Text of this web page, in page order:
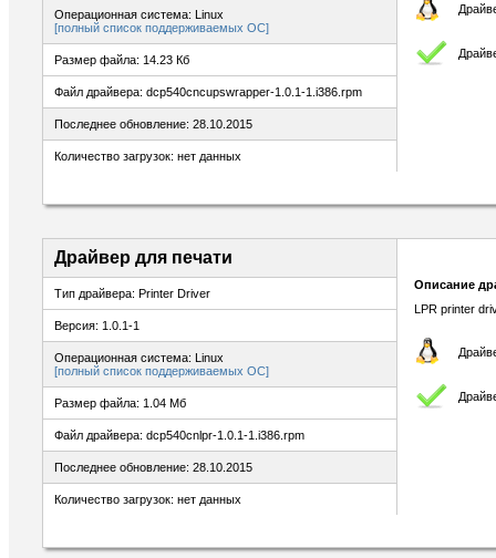
Операционная система: Linux
[полный список поддерживаемых ОС]
Размер файла: 14.23 Кб
Файл драйвера: dcp540cncupswrapper-1.0.1-1.i386.rpm
Последнее обновление: 28.10.2015
Количество загрузок: нет данных
Драйвер для печати
Тип драйвера: Printer Driver
Версия: 1.0.1-1
Операционная система: Linux
[полный список поддерживаемых ОС]
Размер файла: 1.04 Мб
Файл драйвера: dcp540cnlpr-1.0.1-1.i386.rpm
Последнее обновление: 28.10.2015
Количество загрузок: нет данных
Описание
LPR printer